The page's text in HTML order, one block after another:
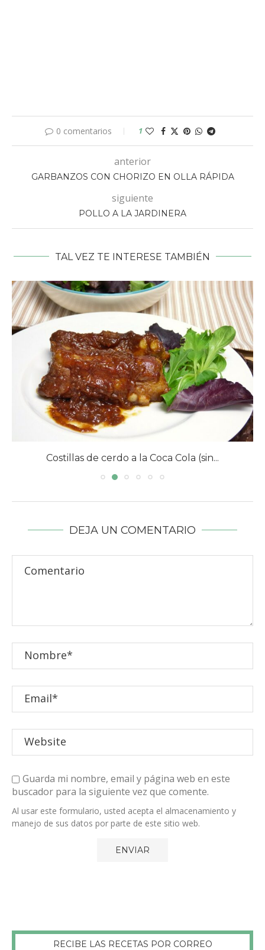
0 comentarios 1
anterior
GARBANZOS CON CHORIZO EN OLLA RÁPIDA
siguiente
POLLO A LA JARDINERA
TAL VEZ TE INTERESE TAMBIÉN
Costillas de cerdo a la Coca Cola (sin...
DEJA UN COMENTARIO
Guarda mi nombre, email y página web en este
buscador para la siguiente vez que comente.
Al usar este formulario, usted acepta el almacenamiento y
manejo de sus datos por parte de este sitio web.
RECIBE LAS RECETAS POR CORREO